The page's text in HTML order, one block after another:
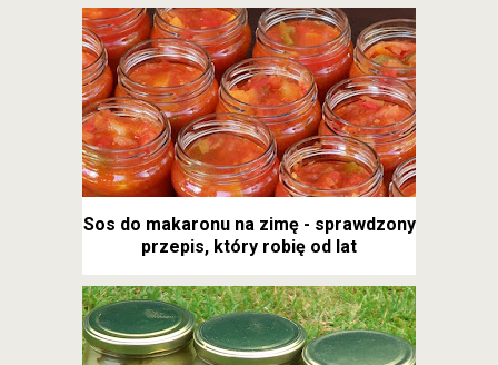
Sos do makaronu na zimę - sprawdzony
przepis, który robię od lat